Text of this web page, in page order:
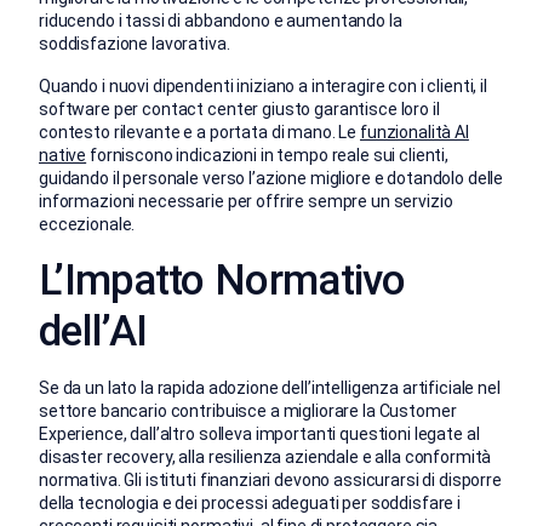
riducendo i tassi di abbandono e aumentando la
soddisfazione lavorativa.
Quando i nuovi dipendenti iniziano a interagire con i clienti, il
software per contact center giusto garantisce loro il
contesto rilevante e a portata di mano. Le funzionalità AI
native forniscono indicazioni in tempo reale sui clienti,
guidando il personale verso l’azione migliore e dotandolo delle
informazioni necessarie per offrire sempre un servizio
eccezionale.
L’Impatto Normativo
dell’AI
Se da un lato la rapida adozione dell’intelligenza artificiale nel
settore bancario contribuisce a migliorare la Customer
Experience, dall’altro solleva importanti questioni legate al
disaster recovery, alla resilienza aziendale e alla conformità
normativa. Gli istituti finanziari devono assicurarsi di disporre
della tecnologia e dei processi adeguati per soddisfare i